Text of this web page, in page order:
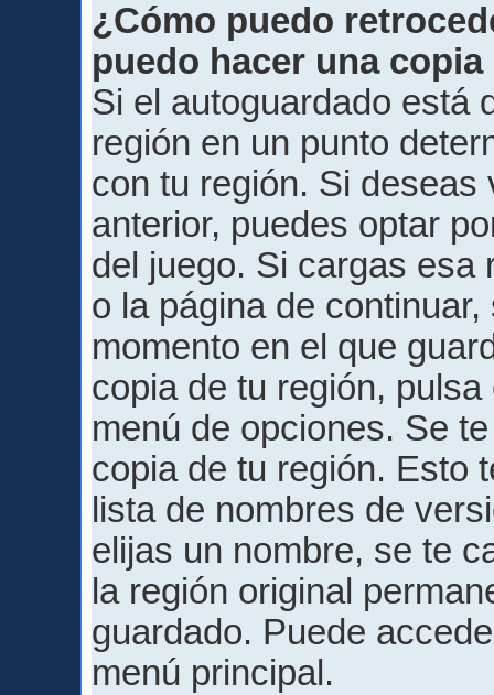
¿Cómo puedo
puedo hacer una
Si el autoguardado está
región en un punto
con tu región. Si deseas
anterior, puedes optar
del juego. Si cargas esa
o la página de
momento en el que
copia de tu región,
menú de opciones. Se
copia de tu región. Esto
lista de nombres de
elijas un nombre, se te
la región original
guardado. Puede
menú principal.